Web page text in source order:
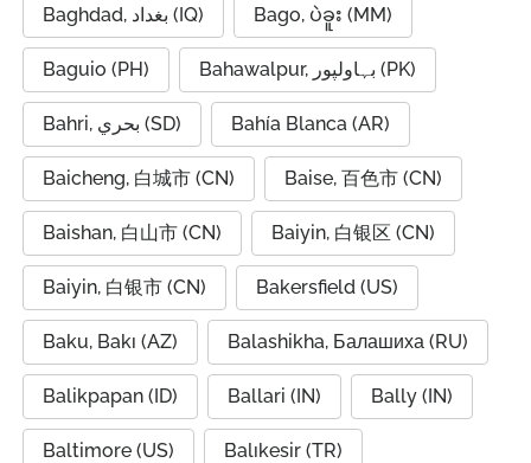
Baghdad, بغداد (IQ) Bago, ပဲခူး (MM)
Baguio (PH) Bahawalpur, بہاولپور (PK)
Bahri, بحري (SD) Bahía Blanca (AR)
Baicheng, 白城市 (CN) Baise, 百色市 (CN)
Baishan, 白山市 (CN) Baiyin, 白银区 (CN)
Baiyin, 白银市 (CN) Bakersfield (US)
Baku, Bakı (AZ) Balashikha, Балашиха (RU)
Balikpapan (ID) Ballari (IN) Bally (IN)
Baltimore (US) Balıkesir (TR)